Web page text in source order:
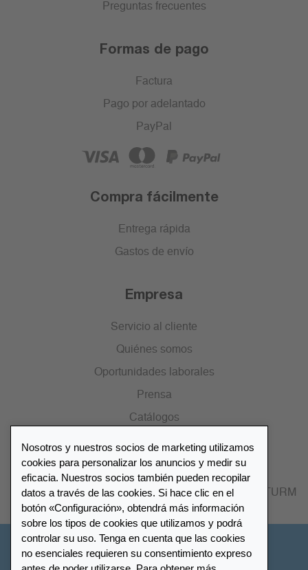
Preguntas frecuentes
Formas de pago
Factura
Pago por adelantado
PayPal
Compra fácilmente
Entrega rápida
Gastos de envío
Empresa
Servicio al cliente
Quiénes somos
Oportunidades laborales
Prensa
Catálogos
Lista de distribuidores
Encuentre su distribuidor más cercano LEUCHTTURM
Nosotros y nuestros socios de marketing utilizamos
cookies para personalizar los anuncios y medir su
eficacia. Nuestros socios también pueden recopilar
datos a través de las cookies. Si hace clic en el
botón «Configuración», obtendrá más información
sobre los tipos de cookies que utilizamos y podrá
controlar su uso. Tenga en cuenta que las cookies
no esenciales requieren su consentimiento expreso